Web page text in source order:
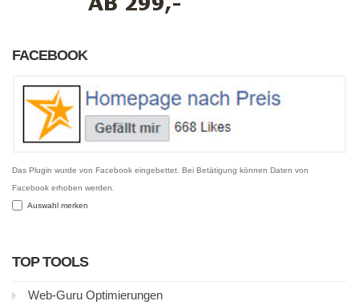
FACEBOOK
Das Plugin wurde von Facebook eingebettet. Bei Betätigung können Daten von
Facebook erhoben werden.
Auswahl merken
TOP TOOLS
Web-Guru Optimierungen